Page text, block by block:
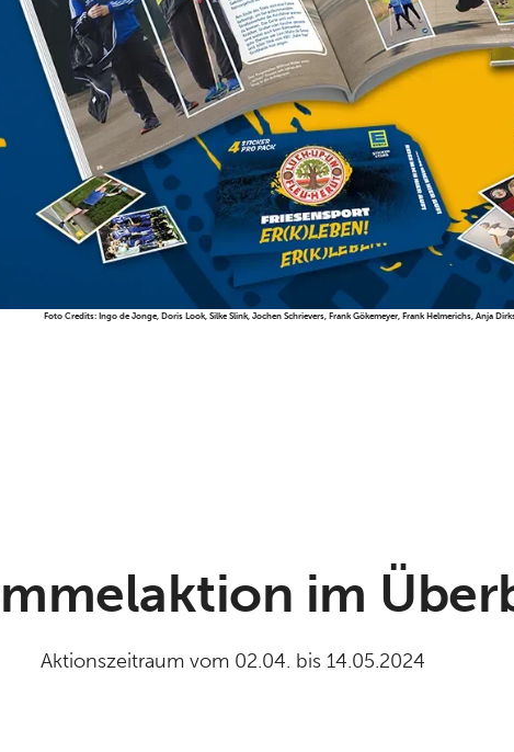
Foto Credits: Ingo de Jonge, Doris Look, Silke Slink, Jochen Schrievers, Frank Gökemeyer, Frank Helmerichs, Anja
im
Aktionszeitraum vom 02.04. bis 14.05.2024